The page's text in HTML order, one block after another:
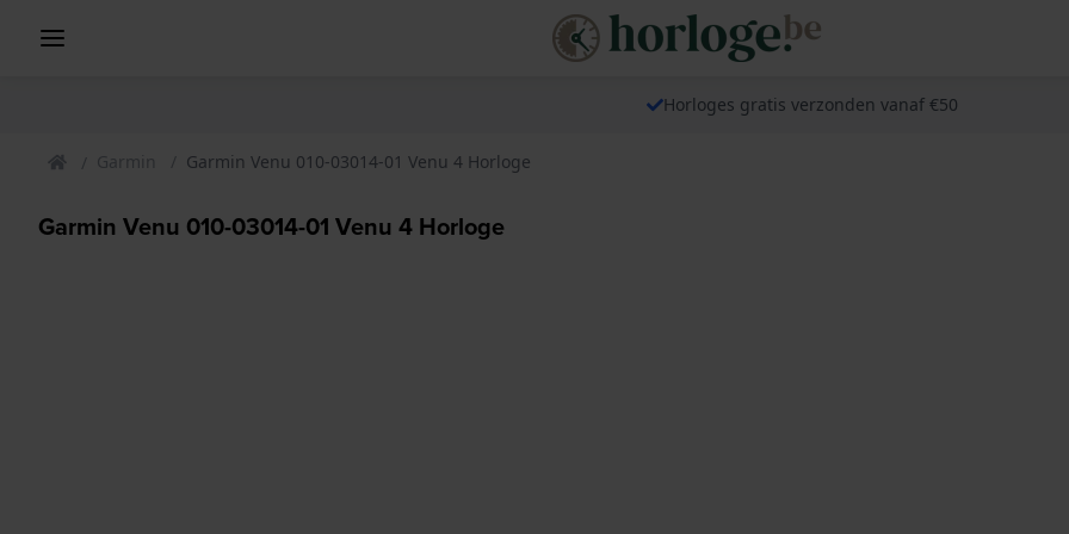
Horloges gratis verzonden vanaf €50
Garmin Garmin Venu 010-03014-01 Venu 4 Horloge
Garmin Venu 010-03014-01 Venu 4 Horloge